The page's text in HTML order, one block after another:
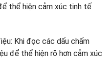
thể hiện cảm xúc tinh tế
Khi đọc các dấu chấm
để thể hiện rõ hơn cảm xúc